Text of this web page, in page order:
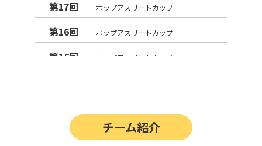
第17回 ポップアスリートカップ
第16回 ポップアスリートカップ
第15回 ポップアスリートカップ
第12回 決勝戦の動画はこちらから
チーム紹介